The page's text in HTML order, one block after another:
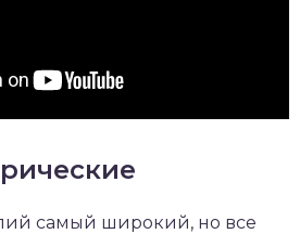
самый широкий, но все